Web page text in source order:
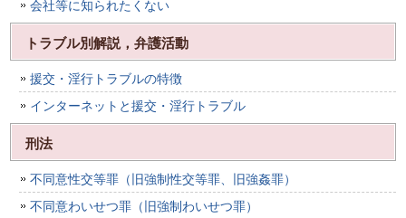
会社等に知られたくない
トラブル別解説，弁護活動
援交・淫行トラブルの特徴
インターネットと援交・淫行トラブル
刑法
不同意性交等罪（旧強制性交等罪、旧強姦罪）
不同意わいせつ罪（旧強制わいせつ罪）